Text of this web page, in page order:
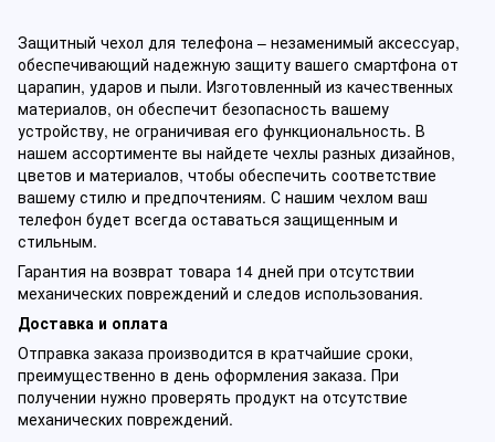
Защитный чехол для телефона – незаменимый аксессуар,
обеспечивающий надежную защиту вашего смартфона от
царапин, ударов и пыли. Изготовленный из качественных
материалов, он обеспечит безопасность вашему
устройству, не ограничивая его функциональность. В
нашем ассортименте вы найдете чехлы разных дизайнов,
цветов и материалов, чтобы обеспечить соответствие
вашему стилю и предпочтениям. С нашим чехлом ваш
телефон будет всегда оставаться защищенным и
стильным.
Гарантия на возврат товара 14 дней при отсутствии
механических повреждений и следов использования.
Доставка и оплата
Отправка заказа производится в кратчайшие сроки,
преимущественно в день оформления заказа. При
получении нужно проверять продукт на отсутствие
механических повреждений.